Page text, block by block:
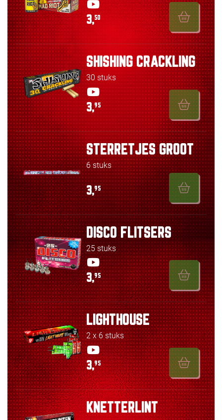
3,50
SHISHING CRACKLING
30 stuks
3,95
STERRETJES GROOT
6 stuks
3,95
DISCO FLITSERS
25 stuks
3,95
LIGHTHOUSE
2 x 6 stuks
3,95
KNETTERLINT